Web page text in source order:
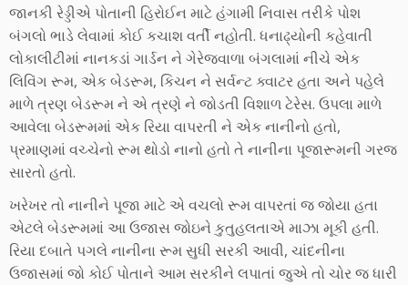
જાનકી રેડ્ડીએ પોતાની હિરોઈન માટે હંગામી નિવાસ તરીકે પોશ
બંગલો ભાડે લેવામાં કોઈ કચાશ વર્તી નહોતી. ધનાઢ્યોની કહેવાતી
લોકાલીટીમાં નાનકડાં ગાર્ડન ને ગેરેજવાળા બંગલામાં નીચે એક
લિવિંગ રૂમ, એક બેડરૂમ, કિચન ને સર્વન્ટ ક્વાટર હતા અને પહેલે
માળે ત્રણ બેડરૂમ ને એ ત્રણે ને જોડતી વિશાળ ટેરેસ. ઉપલા માળે
આવેલા બેડરૂમમાં એક રિયા વાપરતી ને એક નાનીનો હતો,
પ્રમાણમાં વચ્ચેનો રૂમ થોડો નાનો હતો તે નાનીના પૂજારૂમની ગરજ
સારતો હતો.
ખરેખર તો નાનીને પૂજા માટે એ વચલો રૂમ વાપરતાં જ જોયા હતા
એટલે બેડરૂમમાં આ ઉજાસ જોઇને કુતુહલતાએ માઝા મૂકી હતી.
રિયા દબાતે પગલે નાનીના રૂમ સુધી સરકી આવી, ચાંદનીના
ઉજાસમાં જો કોઈ પોતાને આમ સરકીને લપાતાં જુએ તો ચોર જ ધારી